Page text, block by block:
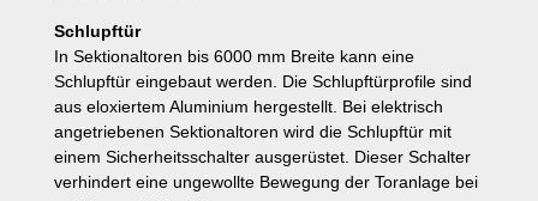
Schlupftür
In Sektionaltoren bis 6000 mm Breite kann eine
Schlupftür eingebaut werden. Die Schlupftürprofile sind
aus eloxiertem Aluminium hergestellt. Bei elektrisch
angetriebenen Sektionaltoren wird die Schlupftür mit
einem Sicherheitsschalter ausgerüstet. Dieser Schalter
verhindert eine ungewollte Bewegung der Toranlage bei